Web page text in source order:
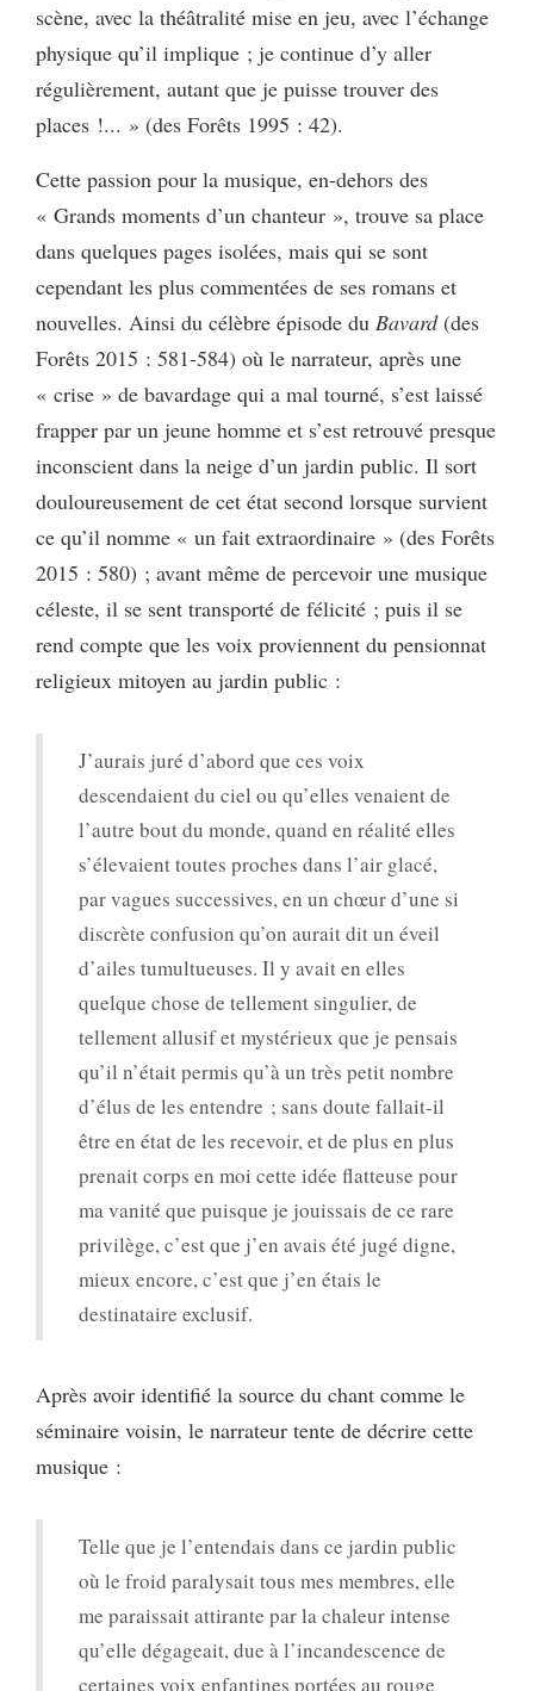
scène, avec la théâtralité mise en jeu, avec l’échange
physique qu’il implique ; je continue d’y aller
régulièrement, autant que je puisse trouver des
places !... » (des Forêts 1995 : 42).
Cette passion pour la musique, en-dehors des
« Grands moments d’un chanteur », trouve sa place
dans quelques pages isolées, mais qui se sont
cependant les plus commentées de ses romans et
nouvelles. Ainsi du célèbre épisode du Bavard(des
Forêts 2015 : 581-584) où le narrateur, après une
« crise » de bavardage qui a mal tourné, s’est laissé
frapper par un jeune homme et s’est retrouvé presque
inconscient dans la neige d’un jardin public. Il sort
douloureusement de cet état second lorsque survient
ce qu’il nomme « un fait extraordinaire » (des Forêts
2015 : 580) ; avant même de percevoir une musique
céleste, il se sent transporté de félicité ; puis il se
rend compte que les voix proviennent du pensionnat
religieux mitoyen au jardin public :
J’aurais juré d’abord que ces voix
descendaient du ciel ou qu’elles venaient de
l’autre bout du monde, quand en réalité elles
s’élevaient toutes proches dans l’air glacé,
par vagues successives, en un chœur d’une si
discrète confusion qu’on aurait dit un éveil
d’ailes tumultueuses. Il y avait en elles
quelque chose de tellement singulier, de
tellement allusif et mystérieux que je pensais
qu’il n’était permis qu’à un très petit nombre
d’élus de les entendre ; sans doute fallait-il
être en état de les recevoir, et de plus en plus
prenait corps en moi cette idée flatteuse pour
ma vanité que puisque je jouissais de ce rare
privilège, c’est que j’en avais été jugé digne,
mieux encore, c’est que j’en étais le
destinataire exclusif.
Après avoir identifié la source du chant comme le
séminaire voisin, le narrateur tente de décrire cette
musique :
Telle que je l’entendais dans ce jardin public
où le froid paralysait tous mes membres, elle
me paraissait attirante par la chaleur intense
qu’elle dégageait, due à l’incandescence de
certaines voix enfantines portées au rouge